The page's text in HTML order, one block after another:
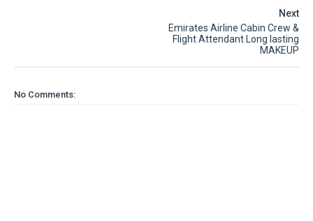
Next
Emirates Airline Cabin Crew &
Flight Attendant Long lasting
MAKEUP
No Comments: